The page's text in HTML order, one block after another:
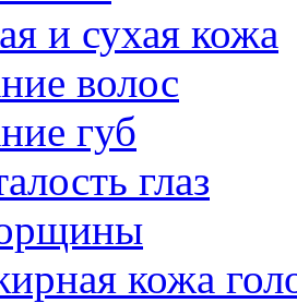
и сухая кожа
волос
губ
глаз
кожа